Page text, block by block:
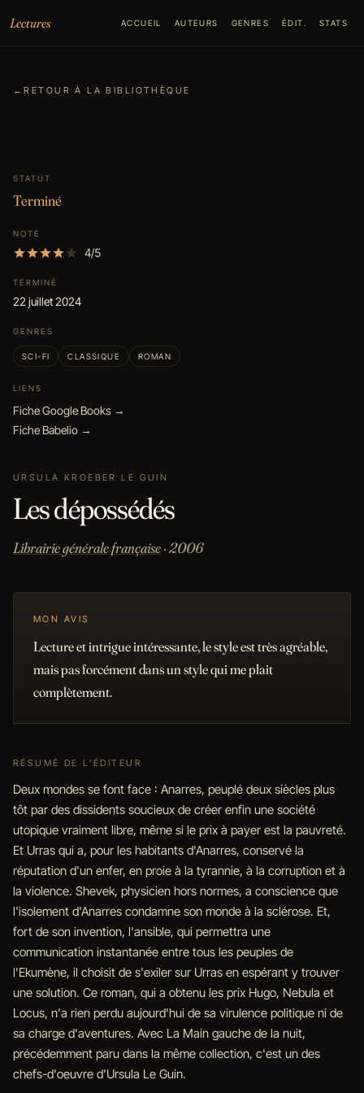
Lectures
ACCUEIL AUTEURS GENRES ÉDIT. STATS
←RETOUR À LA BIBLIOTHÈQUE
STATUT
Terminé
NOTE
4/5
TERMINÉ
22 juillet 2024
GENRES
SCI-FI CLASSIQUE ROMAN
LIENS
Fiche Google Books →
Fiche Babelio →
URSULA KROEBER LE GUIN
Les dépossédés
Librairie générale française· 2006
MON AVIS
Lecture et intrigue intéressante, le style est très agréable,
mais pas forcément dans un style qui me plait
complètement.
RÉSUMÉ DE L'ÉDITEUR
Deux mondes se font face : Anarres, peuplé deux siècles plus
tôt par des dissidents soucieux de créer enfin une société
utopique vraiment libre, même si le prix à payer est la pauvreté.
Et Urras qui a, pour les habitants d'Anarres, conservé la
réputation d'un enfer, en proie à la tyrannie, à la corruption et à
la violence. Shevek, physicien hors normes, a conscience que
l'isolement d'Anarres condamne son monde à la sclérose. Et,
fort de son invention, l'ansible, qui permettra une
communication instantanée entre tous les peuples de
l'Ekumène, il choisit de s'exiler sur Urras en espérant y trouver
une solution. Ce roman, qui a obtenu les prix Hugo, Nebula et
Locus, n'a rien perdu aujourd'hui de sa virulence politique ni de
sa charge d'aventures. Avec La Main gauche de la nuit,
précédemment paru dans la même collection, c'est un des
chefs-d'oeuvre d'Ursula Le Guin.